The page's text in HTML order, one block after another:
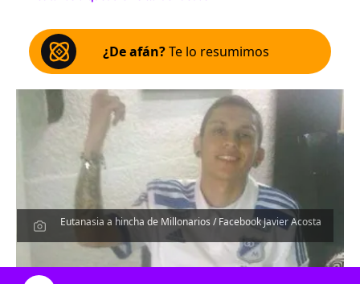
¿De afán?Te lo resumimos
Eutanasia a hincha de Millonarios / Facebook Javier Acosta
Escucha el artículo